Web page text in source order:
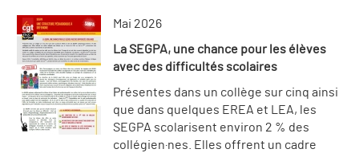
Mai 2026
La SEGPA, une chance pour les élèves
avec des difficultés scolaires
Présentes dans un collège sur cinq ainsi
que dans quelques EREA et LEA, les
SEGPA scolarisent environ 2 % des
collégien·nes. Elles offrent un cadre